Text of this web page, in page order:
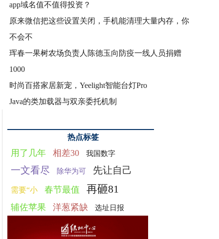
app域名值不值得投资？
原来微信把这些设置关闭，手机能清理大量内存，你
不会不
珲春一果树农场负责人陈德玉向防疫一线人员捐赠
1000
时尚百搭家居新宠，Yeelight智能台灯Pro
Java的类加载器与双亲委托机制
热点标签
用了几年 相差30 我国数字
一文看尽 除华为可 先让自己
需要“小 春节最值 再砸81
辅佐苹果 洋葱紧缺 选址日报